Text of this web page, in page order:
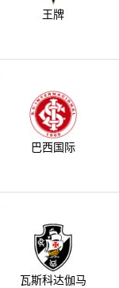
王牌
巴西国际
瓦斯科达伽马